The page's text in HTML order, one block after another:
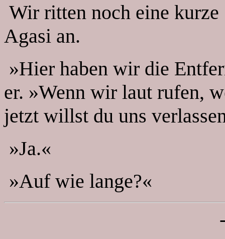
Wir ritten noch eine
Agasi an.
»Hier haben wir die
er. »Wenn wir laut rufen,
jetzt willst du uns
»Ja.«
»Auf wie lange?«